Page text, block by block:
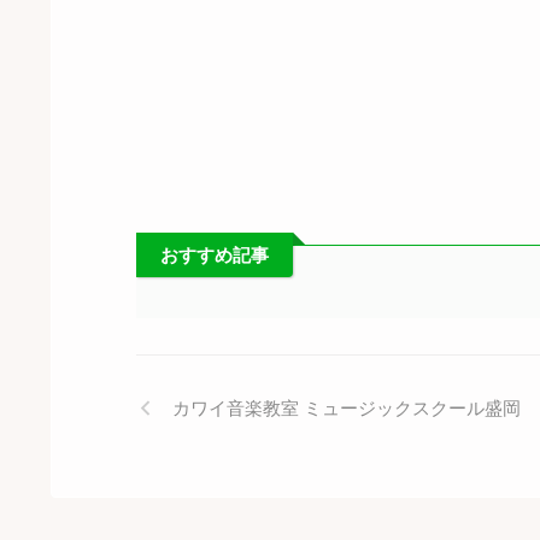
おすすめ記事
カワイ音楽教室 ミュージックスクール盛岡